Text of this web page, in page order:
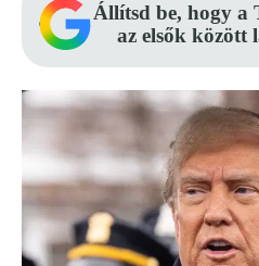
Állítsd be, hogy a
az elsők között